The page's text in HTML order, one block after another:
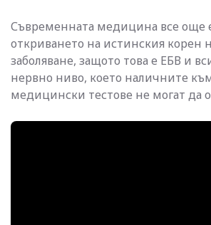
Съвременната медицина все още
откриването на истинския корен
заболяване, защото това е ЕБВ и
нервно ниво, което наличните
медицински тестове не могат да